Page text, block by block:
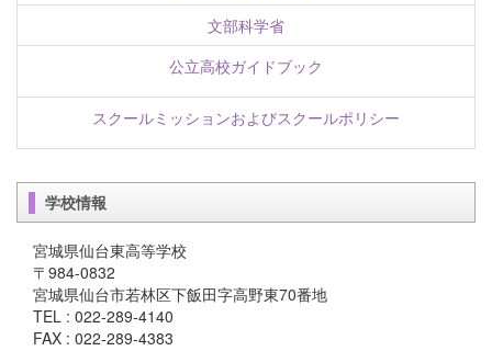
文部科学省
公立高校ガイドブック
スクールミッションおよびスクールポリシー
学校情報
宮城県仙台東高等学校
〒984-0832
宮城県仙台市若林区下飯田字高野東70番地
TEL : 022-289-4140
FAX : 022-289-4383